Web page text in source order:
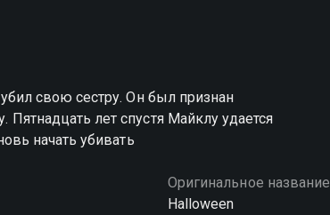
свою сестру. Он был признан
лет спустя Майклу удается
начать убивать
Оригинальное название
Halloween